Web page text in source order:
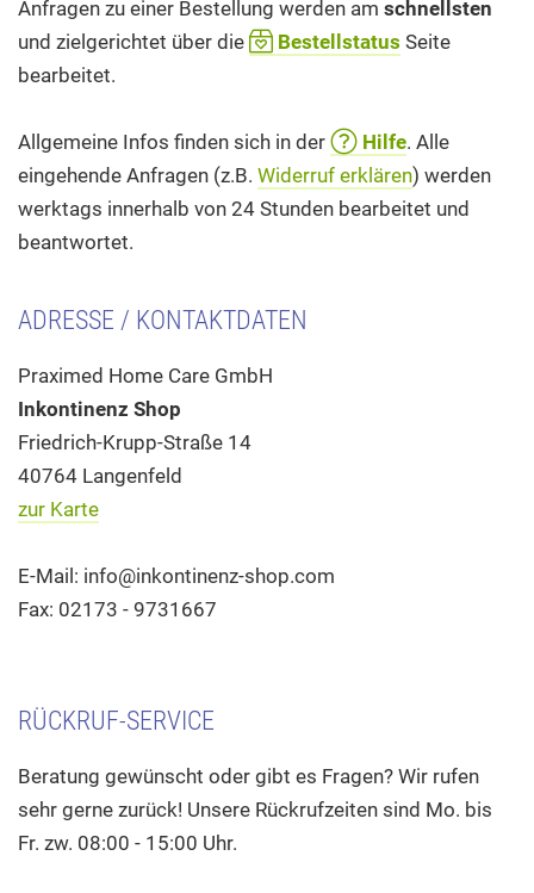
Anfragen zu einer Bestellung werden am schnellsten
und zielgerichtet über die
Bestellstatus Seite
bearbeitet.
Allgemeine Infos finden sich in der Hilfe. Alle
eingehende Anfragen (z.B. Widerruf erklären) werden
werktags innerhalb von 24 Stunden bearbeitet und
beantwortet.
ADRESSE / KONTAKTDATEN
Praximed Home Care GmbH
Inkontinenz Shop
Friedrich-Krupp-Straße 14
40764 Langenfeld
zur Karte
E-Mail: info@inkontinenz-shop.com
Fax: 02173 - 9731667
RÜCKRUF-SERVICE
Beratung gewünscht oder gibt es Fragen? Wir rufen
sehr gerne zurück! Unsere Rückrufzeiten sind Mo. bis
Fr. zw. 08:00 - 15:00 Uhr.